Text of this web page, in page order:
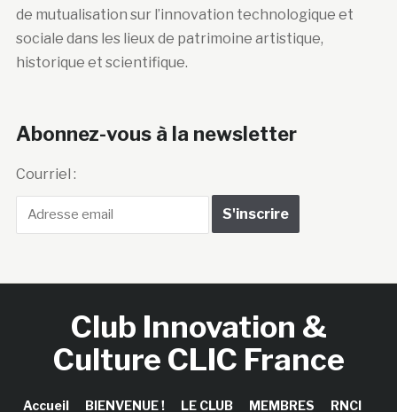
de mutualisation sur l’innovation technologique et
sociale dans les lieux de patrimoine artistique,
historique et scientifique.
Abonnez-vous à la newsletter
Courriel :
Club Innovation &
Culture CLIC France
Accueil BIENVENUE ! LE CLUB MEMBRES RNCI